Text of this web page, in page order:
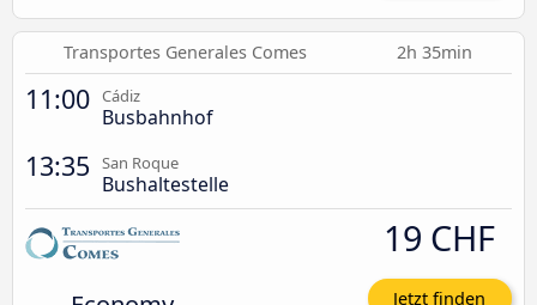
Transportes Generales Comes 2h 35min
11:00 Cádiz
Busbahnhof
13:35 San Roque
Bushaltestelle
19 CHF
Jetzt finden